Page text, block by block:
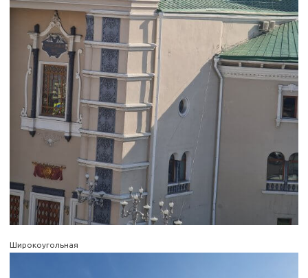
Широкоугольная